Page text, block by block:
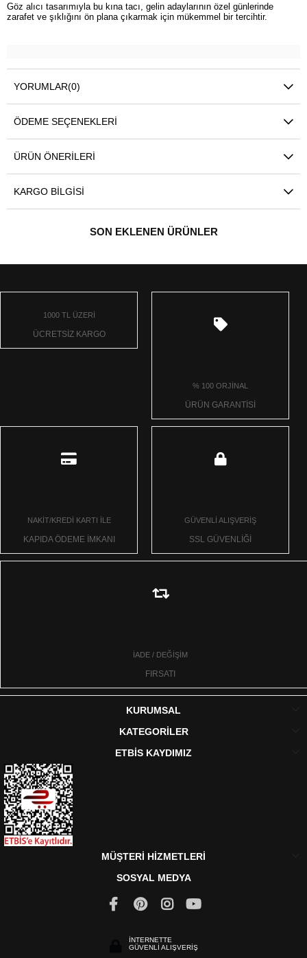
Göz alıcı tasarımıyla bu kına tacı, gelin adaylarının özel günlerinde
zarafet ve şıklığını ön plana çıkarmak için mükemmel bir tercihtir.
YORUMLAR(0)
ÖDEME SEÇENEKLERI
ÜRÜN ÖNERILERI
KARGO BILGISI
SON EKLENEN ÜRÜNLER
1000 TL ÜZERİ
ÜCRETSİZ KARGO
% 100 ORJİNAL
ÜRÜN GARANTİSİ
NAKİT/KREDİ KARTI İLE
KAPIDA ÖDEME İMKANI
GÜVENLİ ALIŞVERİŞ
SSL GÜVENLİĞİ
İADE / DEĞİŞİM
FIRSATI
KURUMSAL
KATEGORİLER
ETBİS KAYDIMIZ
MÜŞTERİ HİZMETLERİ
SOSYAL MEDYA
İNTERNETTE
GÜVENLİ ALIŞVERİŞ